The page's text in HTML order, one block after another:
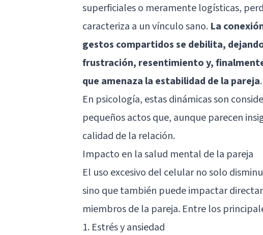
superficiales o meramente logísticas,
caracteriza a un vínculo sano. La
gestos compartidos se debilita,
frustración, resentimiento y,
que amenaza la estabilidad de la pareja.
En psicología, estas dinámicas son
pequeños actos que, aunque parecen
calidad de la relación.
Impacto en la salud mental de la pareja
El uso excesivo del celular no solo
sino que también puede impactar
miembros de la pareja. Entre los
1. Estrés y ansiedad